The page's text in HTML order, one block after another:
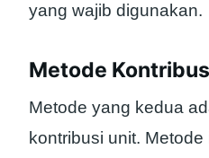
yang wajib digunakan.
Metode
Metode yang kedua
kontribusi unit.